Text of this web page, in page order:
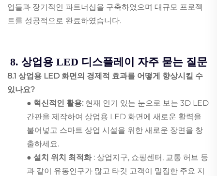
업들과 장기적인 파트너십을 구축하였으며 대규모 프로젝
트를 성공적으로 완료하였습니다.
8. 상업용 LED 디스플레이 자주 묻는 질문
8.1 상업용 LED 화면의 경제적 효과를 어떻게 향상시킬 수
있나요?
● 혁신적인 활용: 현재 인기 있는 눈으로 보는 3D LED
간판을 제작하여 상업용 LED 화면에 새로운 활력을
불어넣고 스마트 상업 시설을 위한 새로운 장면을 창
출하세요.
● 설치 위치 최적화 : 상업지구, 쇼핑센터, 교통 허브 등
과 같이 유동인구가 많고 타깃 고객이 밀집한 주요 지